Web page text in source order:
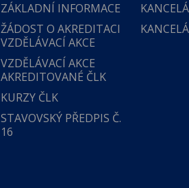
ZÁKLADNÍ INFORMACE
ŽÁDOST O AKREDITACI
VZDĚLÁVACÍ AKCE
VZDĚLÁVACÍ AKCE
AKREDITOVANÉ ČLK
KURZY ČLK
STAVOVSKÝ PŘEDPIS Č.
16